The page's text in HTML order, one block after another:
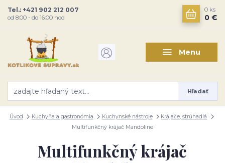
Menu
Hľadať
Tel.: +421 902 212 007
od 8:00 - do 16:00 hod
0 ks
0 €
Úvod Kuchyňa a gastronómia Kuchynské nástroje
Krájače, strúhadlá
Multifunkčný krájač Mandoline
Multifunkčný krájač